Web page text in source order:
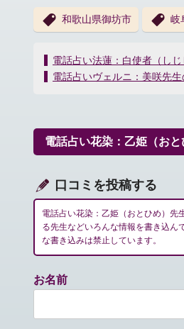
和歌山県御坊市 岐
投
稿
ー
シ
ン
電話占い法蓮：白使者（し
電話占いヴェルニ：美咲先生
電話占い花染：乙姫（お
口コミを投稿する
電話占い花染：乙姫（おとひめ）先
る先生などいろんな情報を書き込ん
な書き込みは禁止しています。
お名前